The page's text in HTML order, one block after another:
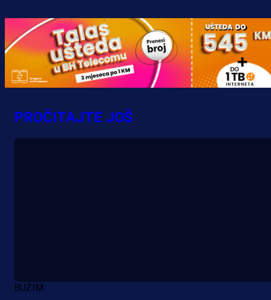
PROČITAJTE JOŠ
BUŽIM